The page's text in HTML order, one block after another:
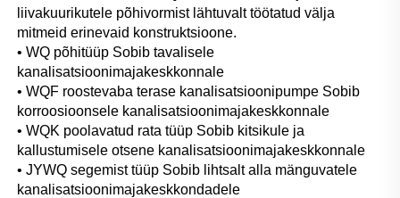
liivakuurikutele põhivormist lähtuvalt töötatud välja
mitmeid erinevaid konstruktsioone.
• WQ põhitüüp Sobib tavalisele
kanalisatsioonimajakeskkonnale
• WQF roostevaba terase kanalisatsioonipumpe Sobib
korroosioonsele kanalisatsioonimajakeskkonnale
• WQK poolavatud rata tüüp Sobib kitsikule ja
kallustumisele otsene kanalisatsioonimajakeskkonnale
• JYWQ segemist tüüp Sobib lihtsalt alla mänguvatele
kanalisatsioonimajakeskkondadele